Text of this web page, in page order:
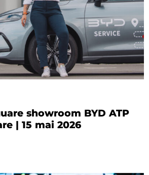
showroom BYD ATP
| 15 mai 2026